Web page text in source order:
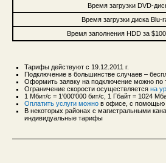
Время загрузки DVD-
Время загрузки диска
Время заполнения HDD за
Тарифы действуют с 19.12.2011 г.
Подключение в большинстве случаев –
Оформить заявку на подключение можно
Ограничение скорости осуществляется на
1 Мбит/с = 1'000'000 бит/с, 1 Гбайт = 1024
Оплатить услуги можно в офисе, с помощью
В некоторых районах с магистральными
индивидуальные тарифы